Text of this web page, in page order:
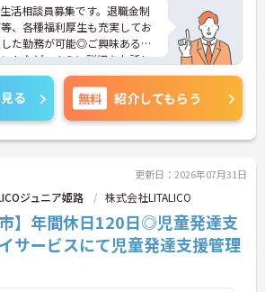
活相談員募集です。退職金制
、各種福利厚生も充実してお
た勤務が可能◎ご興味ある方
トなど、さらに詳細をお話し
にご相談ください。
る 無料 紹介してもらう
更新日：2026年07月31日
ジュニア姫路 株式会社LITALICO
市】年間休日120日◎児童発達支
サービスにて児童発達支援管理